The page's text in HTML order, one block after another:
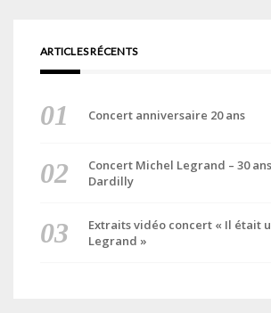
ARTICLES RÉCENTS
Concert anniversaire 20 ans
Concert Michel Legrand – 30
Dardilly
Extraits vidéo concert « Il était
Legrand »